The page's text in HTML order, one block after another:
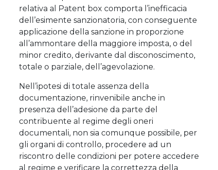
relativa al Patent box comporta l’inefficacia
dell’esimente sanzionatoria, con conseguente
applicazione della sanzione in proporzione
all’ammontare della maggiore imposta, o del
minor credito, derivante dal disconoscimento,
totale o parziale, dell’agevolazione.
Nell’ipotesi di totale assenza della
documentazione, rinvenibile anche in
presenza dell’adesione da parte del
contribuente al regime degli oneri
documentali, non sia comunque possibile, per
gli organi di controllo, procedere ad un
riscontro delle condizioni per potere accedere
al regime e verificare la correttezza della